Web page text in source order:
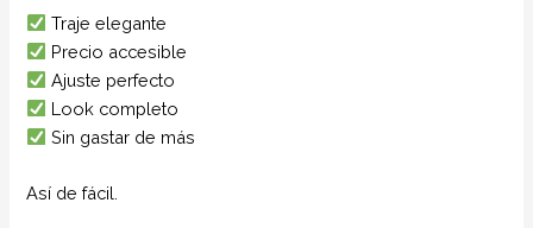
Traje elegante
Precio accesible
Ajuste perfecto
Look completo
Sin gastar de más
Así de fácil.